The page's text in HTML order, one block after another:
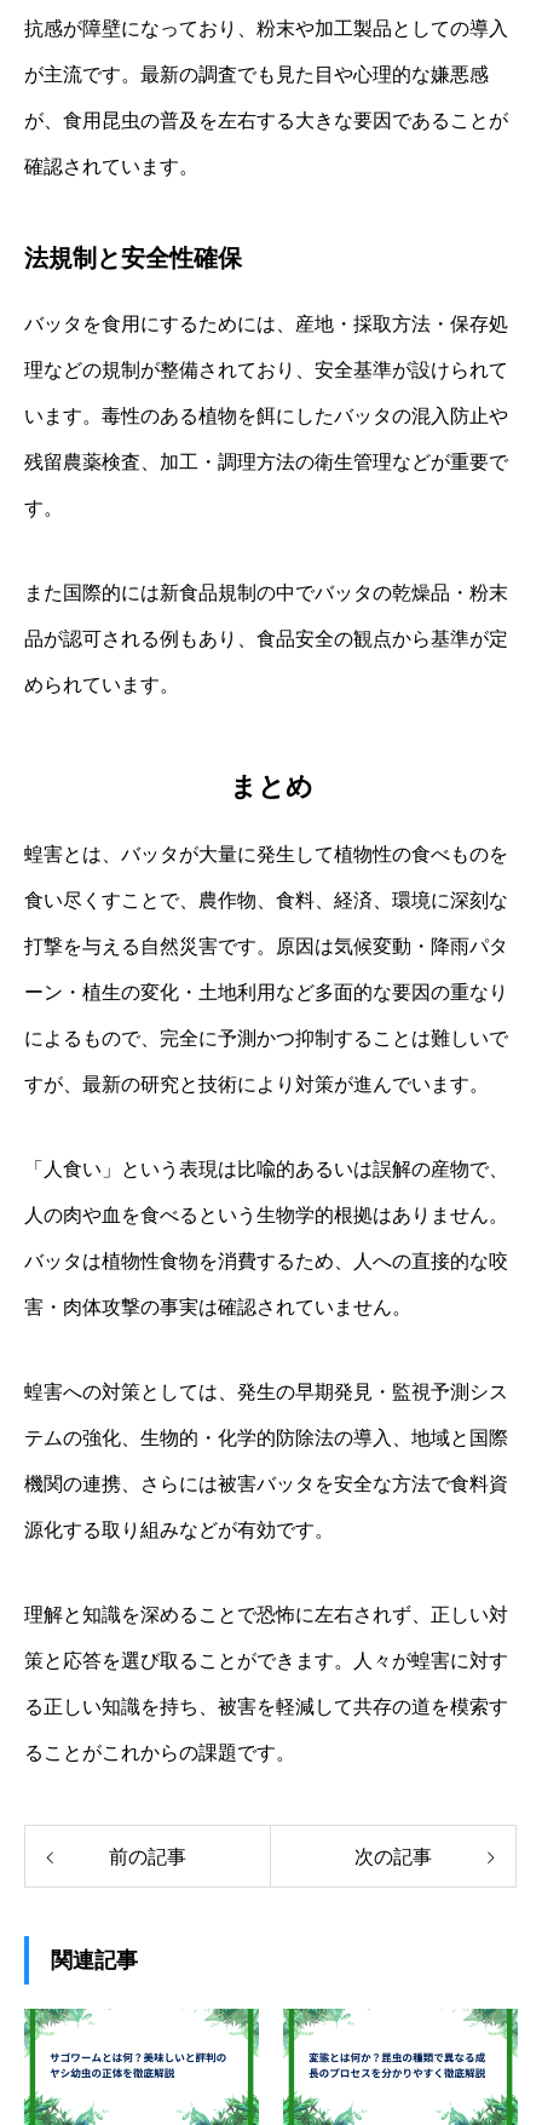
抗感が障壁になっており、粉末や加工製品としての導入
が主流です。最新の調査でも見た目や心理的な嫌悪感
が、食用昆虫の普及を左右する大きな要因であることが
確認されています。
法規制と安全性確保
バッタを食用にするためには、産地・採取方法・保存処
理などの規制が整備されており、安全基準が設けられて
います。毒性のある植物を餌にしたバッタの混入防止や
残留農薬検査、加工・調理方法の衛生管理などが重要で
す。
また国際的には新食品規制の中でバッタの乾燥品・粉末
品が認可される例もあり、食品安全の観点から基準が定
められています。
まとめ
蝗害とは、バッタが大量に発生して植物性の食べものを
食い尽くすことで、農作物、食料、経済、環境に深刻な
打撃を与える自然災害です。原因は気候変動・降雨パタ
ーン・植生の変化・土地利用など多面的な要因の重なり
によるもので、完全に予測かつ抑制することは難しいで
すが、最新の研究と技術により対策が進んでいます。
「人食い」という表現は比喩的あるいは誤解の産物で、
人の肉や血を食べるという生物学的根拠はありません。
バッタは植物性食物を消費するため、人への直接的な咬
害・肉体攻撃の事実は確認されていません。
蝗害への対策としては、発生の早期発見・監視予測シス
テムの強化、生物的・化学的防除法の導入、地域と国際
機関の連携、さらには被害バッタを安全な方法で食料資
源化する取り組みなどが有効です。
理解と知識を深めることで恐怖に左右されず、正しい対
策と応答を選び取ることができます。人々が蝗害に対す
る正しい知識を持ち、被害を軽減して共存の道を模索す
ることがこれからの課題です。
前の記事 次の記事
関連記事